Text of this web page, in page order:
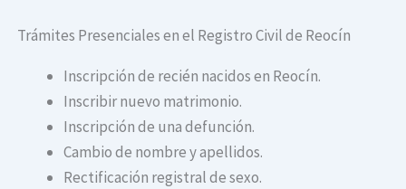
Trámites Presenciales en el Registro Civil de Reocín
Inscripción de recién nacidos en Reocín.
Inscribir nuevo matrimonio.
Inscripción de una defunción.
Cambio de nombre y apellidos.
Rectificación registral de sexo.